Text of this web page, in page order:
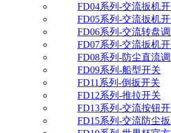
FD04系列-交流扳机
FD05系列-交流扳机
FD06系列-交流转盘
FD07系列-交流扳机
FD08系列-防尘直流
FD09系列-船型开关
FD11系列-倒扳开关
FD12系列-推拉开关
FD13系列-交流按钮
FD15系列-交流防尘